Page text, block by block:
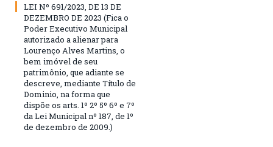
LEI Nº 691/2023, DE 13 DE
DEZEMBRO DE 2023 (Fica o
Poder Executivo Municipal
autorizado a alienar para
Lourenço Alves Martins, o
bem imóvel de seu
patrimônio, que adiante se
descreve, mediante Título de
Dominio, na forma que
dispõe os arts. 1º 2º 5º 6º e 7º
da Lei Municipal nº 187, de 1º
de dezembro de 2009.)